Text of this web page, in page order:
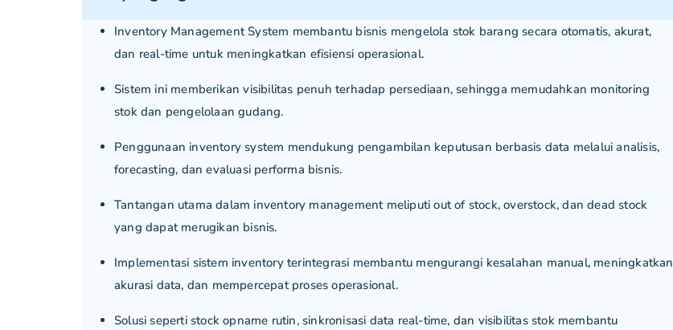
Inventory Management System membantu bisnis mengelola stok barang secara otomatis, akurat,
dan real-time untuk meningkatkan efisiensi operasional.
Sistem ini memberikan visibilitas penuh terhadap persediaan, sehingga memudahkan monitoring
stok dan pengelolaan gudang.
Penggunaan inventory system mendukung pengambilan keputusan berbasis data melalui analisis,
forecasting, dan evaluasi performa bisnis.
Tantangan utama dalam inventory management meliputi out of stock, overstock, dan dead stock
yang dapat merugikan bisnis.
Implementasi sistem inventory terintegrasi membantu mengurangi kesalahan manual, meningkatkan
akurasi data, dan mempercepat proses operasional.
Solusi seperti stock opname rutin, sinkronisasi data real-time, dan visibilitas stok membantu